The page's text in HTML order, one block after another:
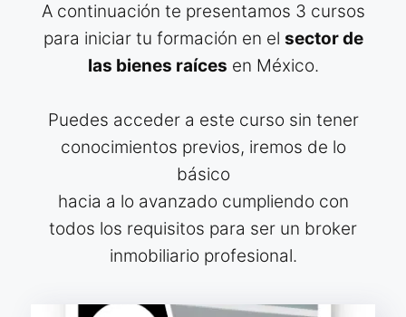
A continuación te presentamos 3 cursos
para iniciar tu formación en el sector de
las bienes raíces en México.
Puedes acceder a este curso sin tener
conocimientos previos, iremos de lo
básico
hacia a lo avanzado cumpliendo con
todos los requisitos para ser un broker
inmobiliario profesional.